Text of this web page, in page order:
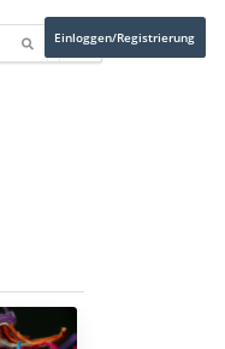
Einloggen/Registrierung